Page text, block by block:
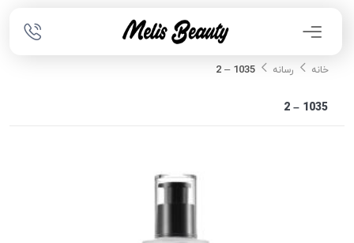
خانه رسانه 1035 – 2
1035 – 2